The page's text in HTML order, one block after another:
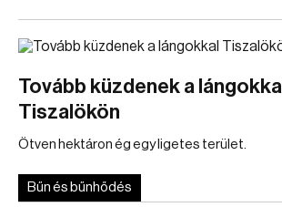
Tovább küzdenek a lángokkal
Tiszalökön
Ötven hektáron ég egy ligetes terület.
Bűn és bűnhődés